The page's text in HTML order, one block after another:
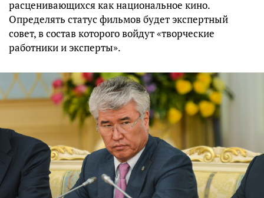
расценивающихся как национальное кино.
Определять статус фильмов будет экспертный
совет, в состав которого войдут «творческие
работники и эксперты».